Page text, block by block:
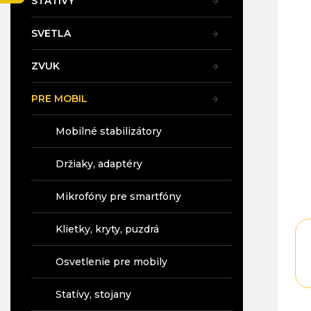
SVETLA
ZVUK
PRE MOBIL
Mobilné stabilizátory
Držiaky, adaptéry
Mikrofóny pre smartfóny
Klietky, kryty, puzdrá
Osvetlenie pre mobily
Statívy, stojany